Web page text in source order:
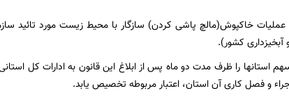
و انجام عملیات خاکپوش(مالچ پاشی کردن) سازگار با محیط زیست مورد تائید
آبخیزداری کشور).
استانها را ظرف مدت دو ماه پس از ابلاغ این قانون به ادارات کل استانی
و فصل کاری آن استان، اعتبار مربوطه تخصیص یابد.